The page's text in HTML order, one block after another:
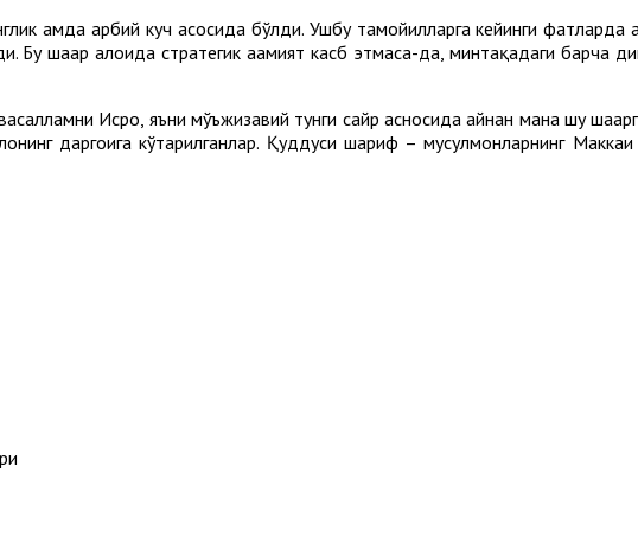
ҳарбий куч асосида бўлди. Ушбу тамойилларга кейинги фатҳларда
Бу шаҳар алоҳида ­стратегик аҳамият касб этмаса-да, минтақадаги барча
Исро, яъни мўъжизавий тунги сайр асносида айнан мана шу
даргоҳига кўтарилганлар. Қуддуси шариф – мусулмонларнинг